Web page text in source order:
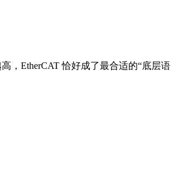
，EtherCAT 恰好成了最合适的“底层语